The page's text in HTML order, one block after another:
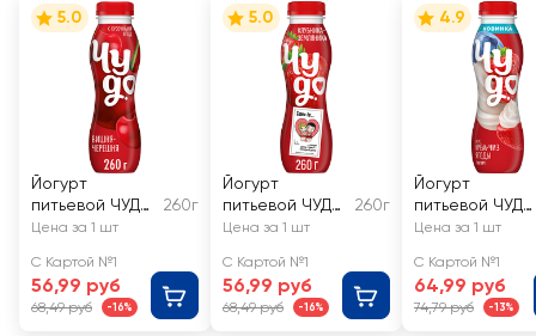
5.0
Йогурт
питьевой ЧУДО
Вишня,
без змж
260г
Цена за 1 шт
С Картой №1
56,99 руб
68,49 руб -16%
5.0
Йогурт
питьевой ЧУДО
Клубника,
без змж
260г
Цена за 1 шт
С Картой №1
56,99 руб
68,49 руб -16%
4.9
Йогурт
питьевой ЧУДО
Ягоды, кремчиз
Цена за 1 шт
С Картой №1
64,99 руб
74,79 руб -13%